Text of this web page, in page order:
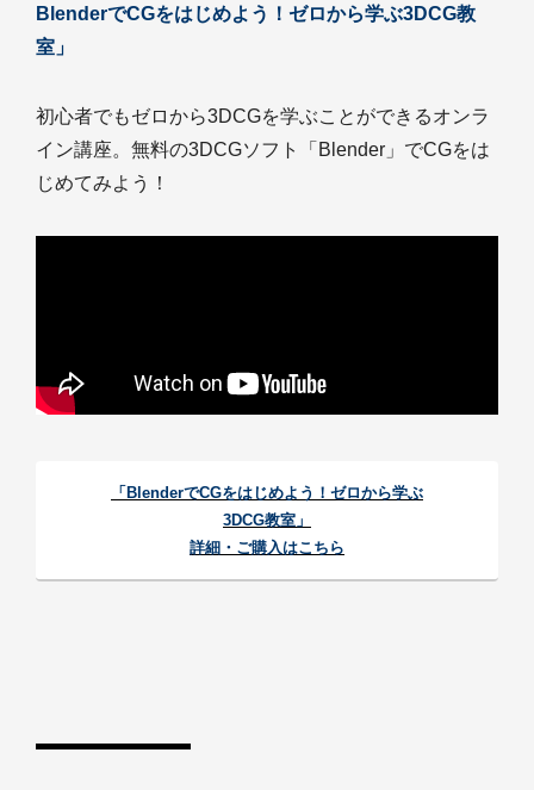
BlenderでCGをはじめよう！ゼロから学ぶ3DCG教
室」
初心者でもゼロから3DCGを学ぶことができるオンラ
イン講座。無料の3DCGソフト「Blender」でCGをは
じめてみよう！
「BlenderでCGをはじめよう！ゼロから学ぶ
3DCG教室」
詳細・ご購入はこちら